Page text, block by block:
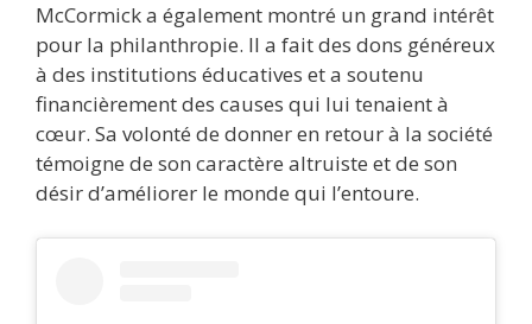
McCormick a également montré un grand intérêt
pour la philanthropie. Il a fait des dons généreux
à des institutions éducatives et a soutenu
financièrement des causes qui lui tenaient à
cœur. Sa volonté de donner en retour à la société
témoigne de son caractère altruiste et de son
désir d’améliorer le monde qui l’entoure.